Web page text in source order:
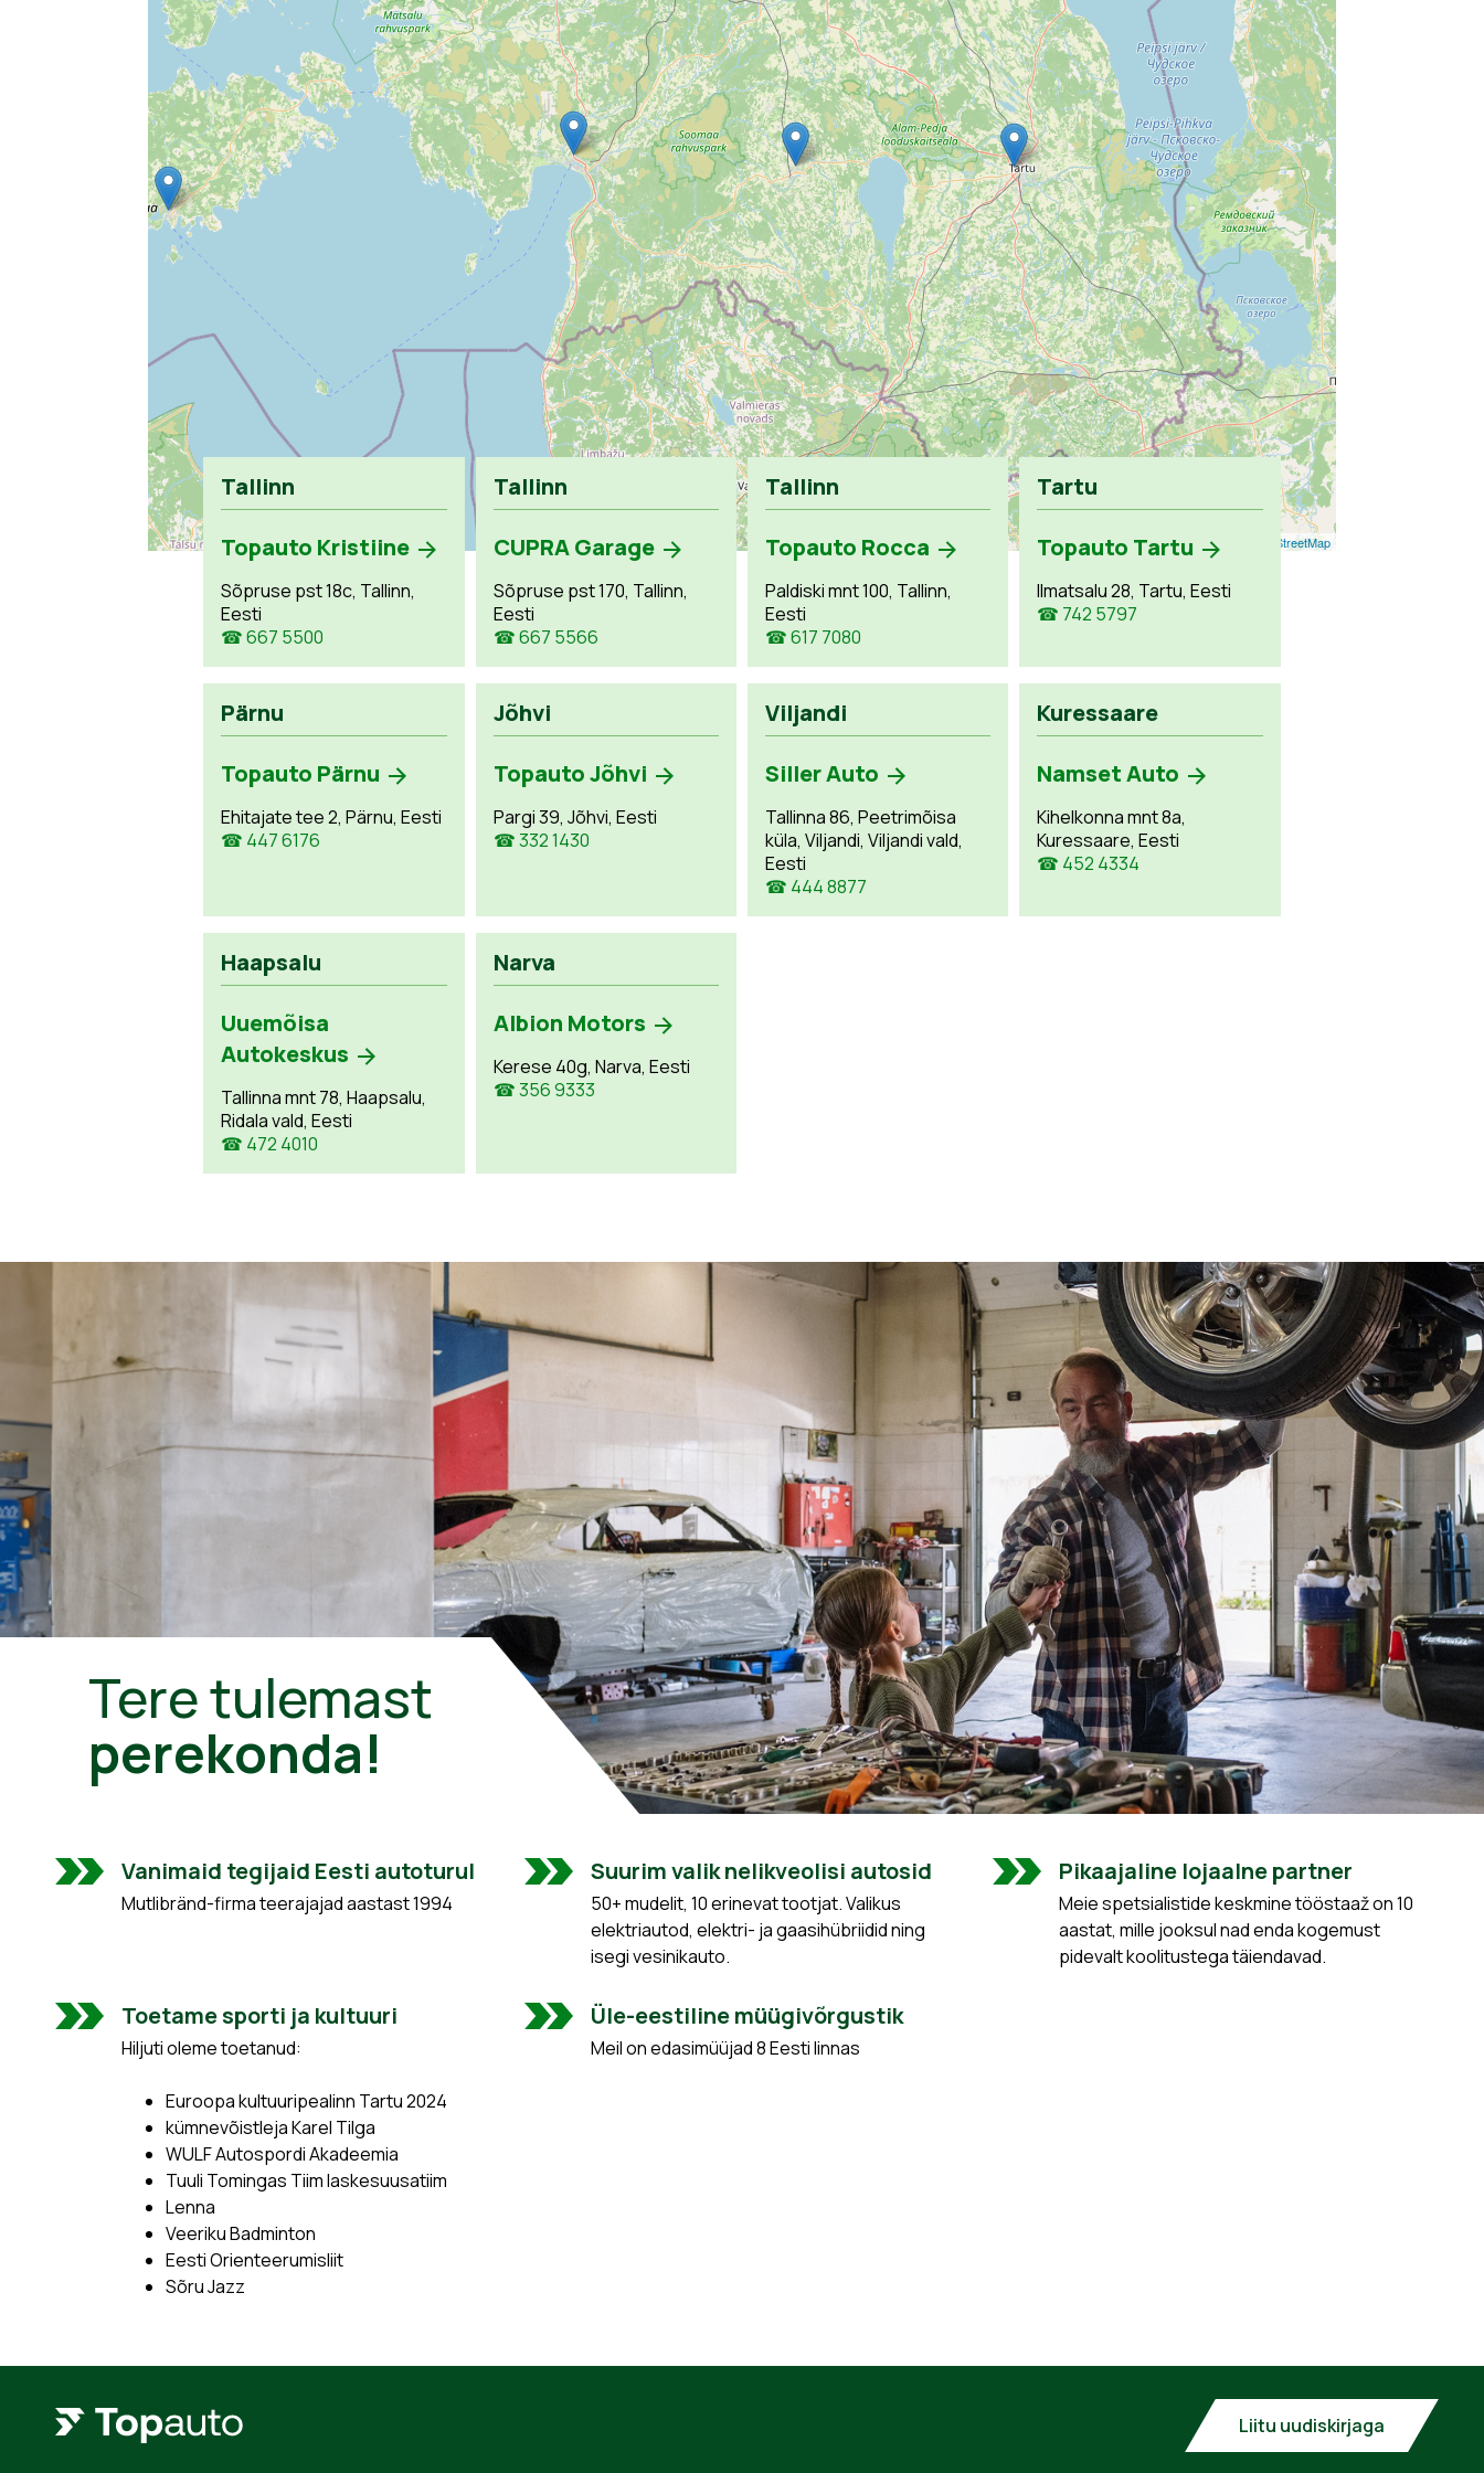
Leaflet OpenStreetMap
Tallinn
Topauto Kristiine
Sõpruse pst 18c, Tallinn,
Eesti
☎ 667 5500
Tallinn
CUPRA Garage
Sõpruse pst 170, Tallinn,
Eesti
☎ 667 5566
Tallinn
Topauto Rocca
Paldiski mnt 100, Tallinn,
Eesti
☎ 617 7080
Tartu
Topauto Tartu
Ilmatsalu 28, Tartu, Eesti
☎ 742 5797
Pärnu
Topauto Pärnu
Ehitajate tee 2, Pärnu, Eesti
☎ 447 6176
Jõhvi
Topauto Jõhvi
Pargi 39, Jõhvi, Eesti
☎ 332 1430
Viljandi
Siller Auto
Tallinna 86, Peetrimõisa
küla, Viljandi, Viljandi vald,
Eesti
☎ 444 8877
Kuressaare
Namset Auto
Kihelkonna mnt 8a,
Kuressaare, Eesti
☎ 452 4334
Haapsalu
Uuemõisa
Autokeskus
Tallinna mnt 78, Haapsalu,
Ridala vald, Eesti
☎ 472 4010
Narva
Albion Motors
Kerese 40g, Narva, Eesti
☎ 356 9333
Tere tulemast
perekonda!
Vanimaid tegijaid Eesti autoturul
Mutlibränd-firma teerajajad aastast 1994
Suurim valik nelikveolisi autosid
50+ mudelit, 10 erinevat tootjat. Valikus
elektriautod, elektri- ja gaasihübriidid ning
isegi vesinikauto.
Pikaajaline lojaalne partner
Meie spetsialistide keskmine tööstaaž on 10
aastat, mille jooksul nad enda kogemust
pidevalt koolitustega täiendavad.
Toetame sporti ja kultuuri
Hiljuti oleme toetanud:
Euroopa kultuuripealinn Tartu 2024
kümnevõistleja Karel Tilga
WULF Autospordi Akadeemia
Tuuli Tomingas Tiim laskesuusatiim
Lenna
Veeriku Badminton
Eesti Orienteerumisliit
Sõru Jazz
Üle-eestiline müügivõrgustik
Meil on edasimüüjad 8 Eesti linnas
Liitu uudiskirjaga